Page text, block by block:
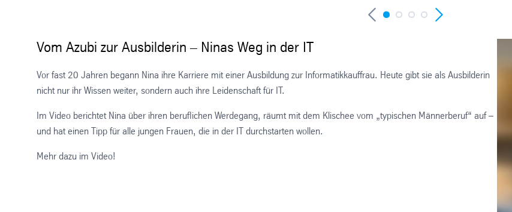
Vom Azubi zur Ausbilderin – Ninas Weg in der IT
Vor fast 20 Jahren begann Nina ihre Karriere mit einer Ausbildung zur Informatikkauffrau. Heute gibt sie als Ausbilderin
nicht nur ihr Wissen weiter, sondern auch ihre Leidenschaft für IT.
Im Video berichtet Nina über ihren beruflichen Werdegang, räumt mit dem Klischee vom „typischen Männerberuf“ auf –
und hat einen Tipp für alle jungen Frauen, die in der IT durchstarten wollen.
Mehr dazu im Video!